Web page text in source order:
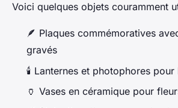
Voici quelques objets couramment
🪶 Plaques commémoratives
gravés
🕯️ Lanternes et photophores pour
🏺 Vases en céramique pour